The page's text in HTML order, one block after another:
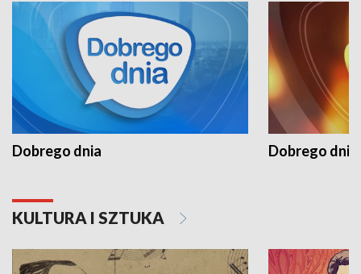
Dobrego dnia Dobrego dnia
KULTURA I SZTUKA